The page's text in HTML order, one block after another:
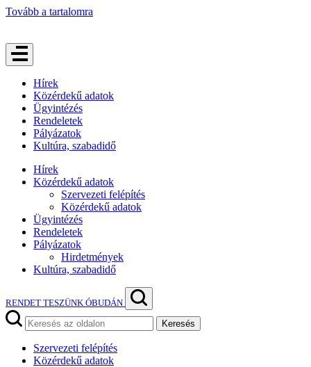
Tovább a tartalomra
Hírek
Közérdekű adatok
Ügyintézés
Rendeletek
Pályázatok
Kultúra, szabadidő
Hírek
Közérdekű adatok
Szervezeti felépítés
Közérdekű adatok
Ügyintézés
Rendeletek
Pályázatok
Hirdetmények
Kultúra, szabadidő
RENDET TESZÜNK ÓBUDÁN
Keresés
Szervezeti felépítés
Közérdekű adatok